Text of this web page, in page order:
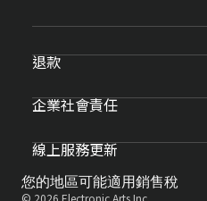
退款
企業社會責任
線上服務更新
您的地區可能適用銷售稅
© 2026 Electronic Arts Inc.